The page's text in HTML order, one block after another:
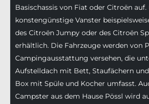
Basischassis von Fiat oder Citroën auf.
konstengünstige Vanster
des Citroën Jumpy oder des Citroën
erhältlich. Die Fahrzeuge werden von
Campingausstattung versehen, die
Aufstelldach mit Bett, Staufächern
Box mit Spüle und Kocher umfasst.
Campster aus dem Hause Pössl wird